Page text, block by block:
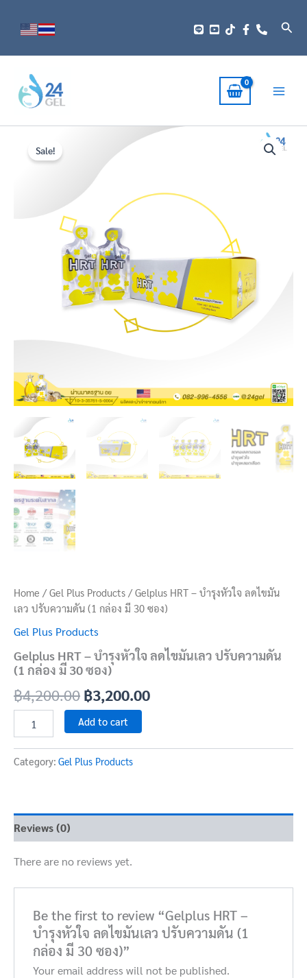
Sale!
Home /Gel Plus Products / Gelplus HRT – บำรุงหัวใจ ลดไขมัน
เลว ปรับความดัน (1 กล่อง มี 30 ซอง)
Gel Plus Products
Gelplus HRT – บำรุงหัวใจ ลดไขมันเลว ปรับความดัน
(1 กล่อง มี 30 ซอง)
฿4,200.00
Original
price
was:
฿4,200.00.
฿3,200.00
Current
฿3,200.00.
Add to cart
Category: Gel Plus Products
Reviews (0)
There are no reviews yet.
Be the first to review “Gelplus HRT –
บำรุงหัวใจ ลดไขมันเลว ปรับความดัน (1
กล่อง มี 30 ซอง)”
Your email address will not be published.